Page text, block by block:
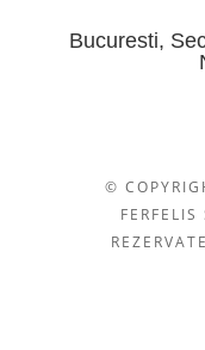
Bucuresti,
©